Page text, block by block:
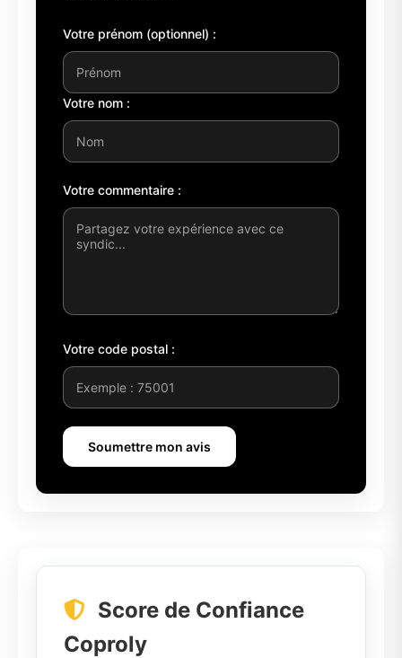
Votre prénom (optionnel) :
Votre nom :
Votre commentaire :
Votre code postal :
Soumettre mon avis
Score de Confiance
Coproly